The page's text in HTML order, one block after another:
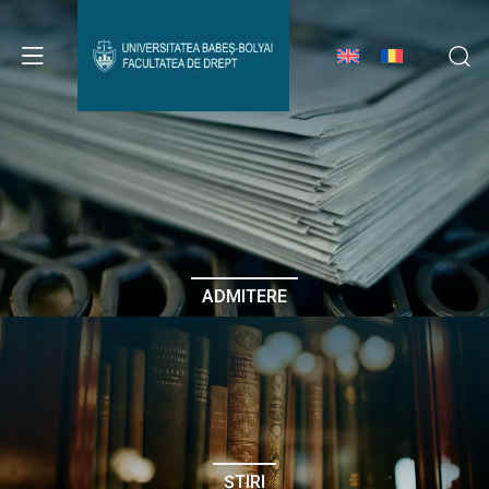
Avizier Studenți
Studii
Admitere
Erasmus & Internațional
Despre Facultate
ADMITERE
ȘTIRI